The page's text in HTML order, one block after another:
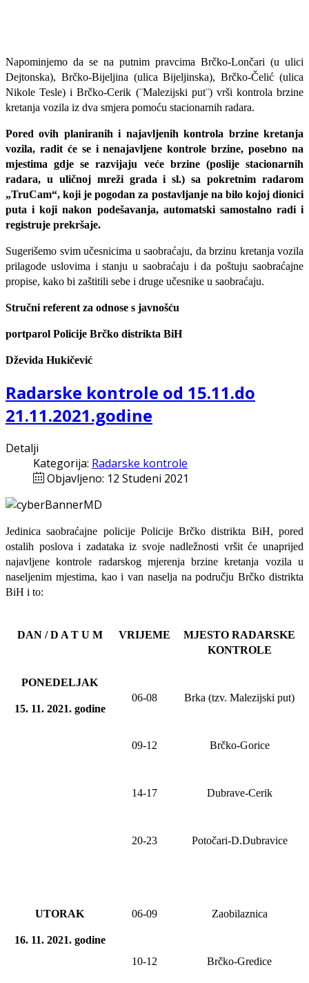
Napominjemo da se na putnim pravcima Brčko-Lončari (u ulici
Dejtonska), Brčko-Bijeljina (ulica Bijeljinska), Brčko-Čelić (ulica
Nikole Tesle) i Brčko-Cerik (¨Malezijski put¨) vrši kontrola brzine
kretanja vozila iz dva smjera pomoću stacionarnih radara.
Pored ovih planiranih i najavljenih kontrola brzine kretanja
vozila, radit će se i nenajavljene kontrole brzine, posebno na
mjestima gdje se razvijaju veće brzine (poslije stacionarnih
radara, u uličnoj mreži grada i sl.) sa pokretnim radarom
„TruCam“, koji je pogodan za postavljanje na bilo kojoj dionici
puta i koji nakon podešavanja, automatski samostalno radi i
registruje prekršaje.
Sugerišemo svim učesnicima u saobraćaju, da brzinu kretanja vozila
prilagode uslovima i stanju u saobraćaju i da poštuju saobraćajne
propise, kako bi zaštitili sebe i druge učesnike u saobraćaju.
Stručni referent za odnose s javnošću
portparol Policije Brčko distrikta BiH
Dževida Hukičević
Radarske kontrole od 15.11.do
21.11.2021.godine
Detalji
Kategorija: Radarske kontrole
Objavljeno: 12 Studeni 2021
Jedinica saobraćajne policije Policije Brčko distrikta BiH, pored
ostalih poslova i zadataka iz svoje nadležnosti vršit će unaprijed
najavljene kontrole radarskog mjerenja brzine kretanja vozila u
naseljenim mjestima, kao i van naselja na području Brčko distrikta
BiH i to:
DAN / D A T U M VRIJEME
MJESTO RADARSKE
KONTROLE
PONEDELJAK
15. 11. 2021. godine
06-08 Brka (tzv. Malezijski put)
09-12 Brčko-Gorice
14-1 7 Dubrave-Cerik
20-23 Potočari-D.Dubravice
UTORAK
16. 11. 2021.godine
06-09 Zaobilaznica
10-12 Brčko-Gredice